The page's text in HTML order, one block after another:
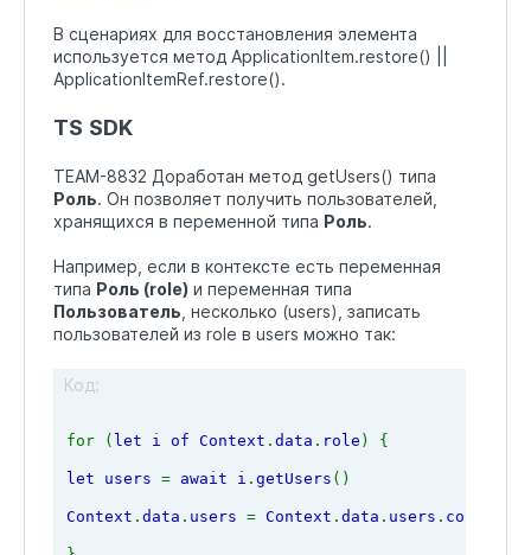
В сценариях для восстановления элемента
используется метод ApplicationItem.restore() ||
ApplicationItemRef.restore().
TS SDK
TEAM-8832 Доработан метод getUsers() типа
Роль. Он позволяет получить пользователей,
хранящихся в переменной типа Роль.
Например, если в контексте есть переменная
типа Роль (role) и переменная типа
Пользователь , несколько (users), записать
пользователей из role в users можно так:
Код:
for ( let i of Context . data . role ) {
let users = await i . getUsers ()
Context . data . users = Context . data . users . concat